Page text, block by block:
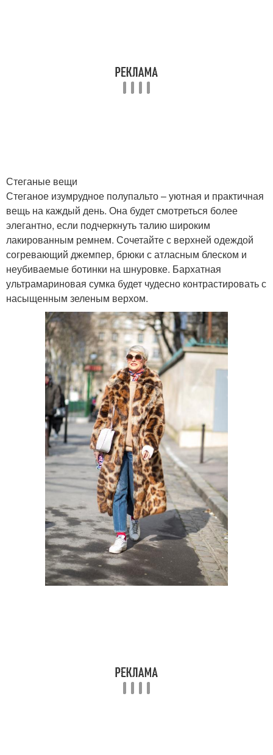
Стеганые вещи
Стеганое изумрудное полупальто – уютная и практичная
вещь на каждый день. Она будет смотреться более
элегантно, если подчеркнуть талию широким
лакированным ремнем. Сочетайте с верхней одеждой
согревающий джемпер, брюки с атласным блеском и
неубиваемые ботинки на шнуровке. Бархатная
ультрамариновая сумка будет чудесно контрастировать с
насыщенным зеленым верхом.